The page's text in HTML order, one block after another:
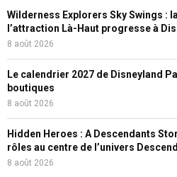
Wilderness Explorers Sky Swings :
l’attraction Là-Haut progresse à
8 août 2026
Le calendrier 2027 de Disneyland
boutiques
8 août 2026
Hidden Heroes : A Descendants
rôles au centre de l’univers
8 août 2026